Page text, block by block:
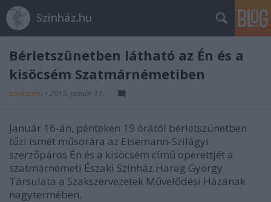
Színház.hu
Bérletszünetben látható az Én és a
kisöcsém Szatmárnémetiben
szinhazhu • 2015. január 11.
Január 16-án, pénteken 19 órától bérletszünetben
tűzi ismét műsorára az Eisemann-Szilágyi
szerzőpáros Én és a kisöcsém című operettjét a
szatmárnémeti Északi Színház Harag György
Társulata a Szakszervezetek Művelődési Házának
nagytermében.